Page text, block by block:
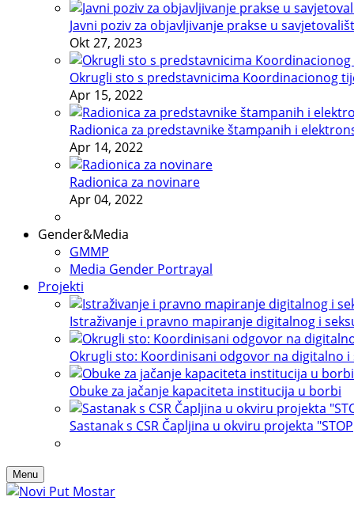
Javni poziv za objavljivanje prakse u
Okt 27, 2023
Okrugli sto s predstavnicima Koordinacionog
Apr 15, 2022
Radionica za predstavnike štampanih i
Apr 14, 2022
Radionica za novinare
Apr 04, 2022
Gender&Media
GMMP
Media Gender Portrayal
Projekti
Istraživanje i pravno mapiranje digitalnog i
Okrugli sto: Koordinisani odgovor na digitalno i
Obuke za jačanje kapaciteta institucija u borbi
Sastanak s CSR Čapljina u okviru projekta "STOP
Menu